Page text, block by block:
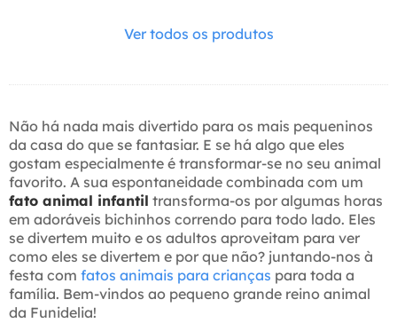
Ver todos os produtos
Não há nada mais divertido para os mais pequeninos
da casa do que se fantasiar. E se há algo que eles
gostam especialmente é transformar-se no seu animal
favorito. A sua espontaneidade combinada com um
fato animal infantil transforma-os por algumas horas
em adoráveis bichinhos correndo para todo lado. Eles
se divertem muito e os adultos aproveitam para ver
como eles se divertem e por que não? juntando-nos à
festa com fatos animais para crianças para toda a
família. Bem-vindos ao pequeno grande reino animal
da Funidelia!